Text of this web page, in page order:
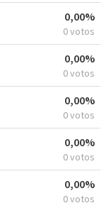
0,00%
0 votos
0,00%
0 votos
0,00%
0 votos
0,00%
0 votos
0,00%
0 votos